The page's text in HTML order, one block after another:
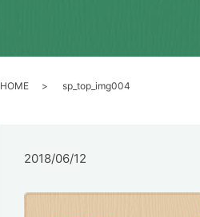
HOME sp_top_img004
2018/06/12